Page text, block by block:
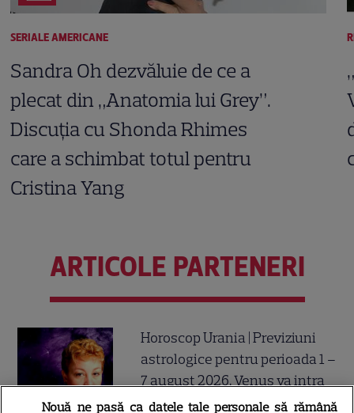
SERIALE AMERICANE
Sandra Oh dezvăluie de ce a
plecat din „Anatomia lui Grey”.
Discuția cu Shonda Rhimes
care a schimbat totul pentru
Cristina Yang
ARTICOLE PARTENERI
Horoscop Urania | Previziuni
astrologice pentru perioada 1 –
7 august 2026. Venus va intra
în zodia Balanței
Nouă ne pasă ca datele tale personale să rămână